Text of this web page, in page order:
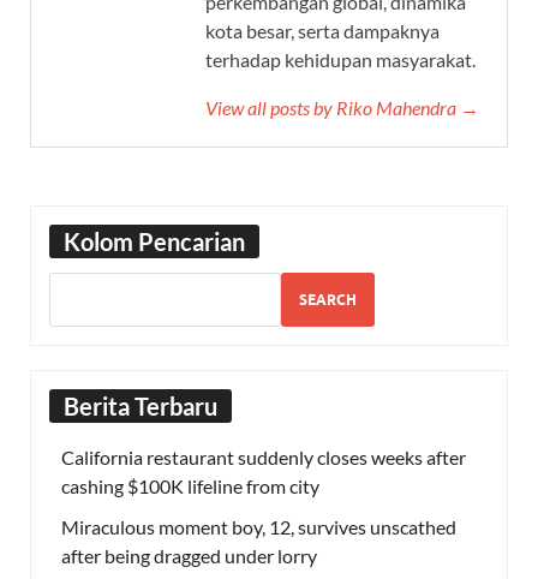
kota besar, serta dampaknya
terhadap kehidupan masyarakat.
View all posts by Riko Mahendra →
Kolom Pencarian
SEARCH
Berita Terbaru
California restaurant suddenly closes weeks after
cashing $100K lifeline from city
Miraculous moment boy, 12, survives unscathed
after being dragged under lorry